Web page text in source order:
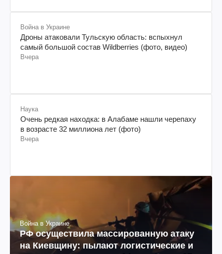
Война в Украине
Дроны атаковали Тульскую область: вспыхнул
самый большой состав Wildberries (фото, видео)
Вчера
Наука
Очень редкая находка: в Алабаме нашли черепаху
в возрасте 32 миллиона лет (фото)
Вчера
Война в Украине
РФ осуществила массированную атаку
на Киевщину: пылают логистические и